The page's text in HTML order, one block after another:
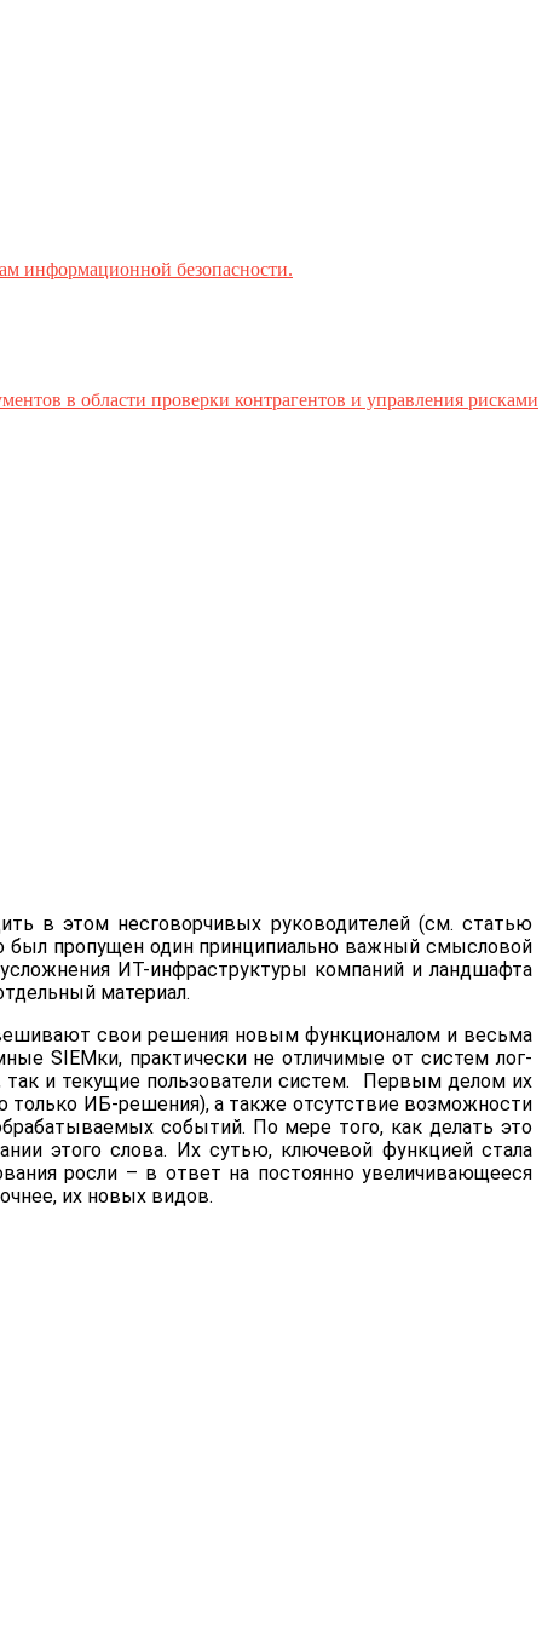
информационной безопасности.
в области проверки контрагентов и управления рисками
в этом несговорчивых руководителей (см. статью
пропущен один принципиально важный смысловой
ИТ-инфраструктуры компаний и ландшафта
материал.
свои решения новым функционалом и весьма
SIEMки, практически не отличимые от систем лог-
и текущие пользователи систем. Первым делом их
только ИБ-решения), а также отсутствие возможности
событий. По мере того, как делать это
этого слова. Их сутью, ключевой функцией стала
росли – в ответ на постоянно увеличивающееся
их новых видов.